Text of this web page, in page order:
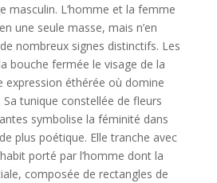
masculin. L’homme et la femme
une seule masse, mais n’en
nombreux signes distinctifs. Les
bouche fermée le visage de la
expression éthérée où domine
tunique constellée de fleurs
symbolise la féminité dans
plus poétique. Elle tranche avec
porté par l’homme dont la
composée de rectangles de